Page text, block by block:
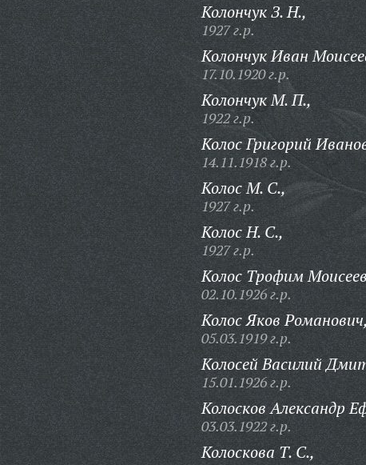
Колончук З. Н.,
1927 г.р.
Колончук Иван
17.10.1920 г.р.
Колончук М. П.,
1922 г.р.
Колос Григорий
14.11.1918 г.р.
Колос М. С.,
1927 г.р.
Колос Н. С.,
1927 г.р.
Колос Трофим
02.10.1926 г.р.
Колос Яков
05.03.1919 г.р.
Колосей Василий
15.01.1926 г.р.
Колосков Александр
03.03.1922 г.р.
Колоскова Т. С.,